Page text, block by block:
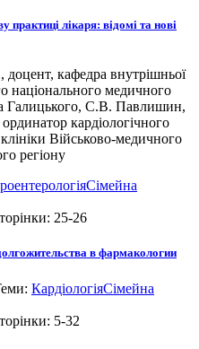
практиці лікаря: відомі та нові
кафедра внутрішньої
національного медичного
Галицького, С.В. Павлишин,
кардіологічного
клініки Військово-медичного
регіону
Сімейна
25-26
в фармакологии
КардіологіяСімейна
5-32